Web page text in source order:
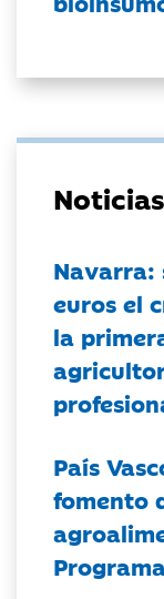
Navarra:
euros el
la
País
fomento